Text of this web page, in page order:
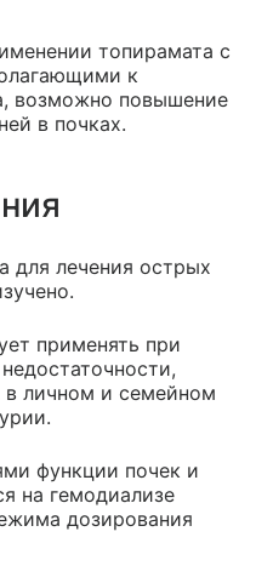
топирамата с
к
возможно повышение
в почках.
для лечения острых
применять при
в личном и семейном
функции почек и
на гемодиализе
дозирования